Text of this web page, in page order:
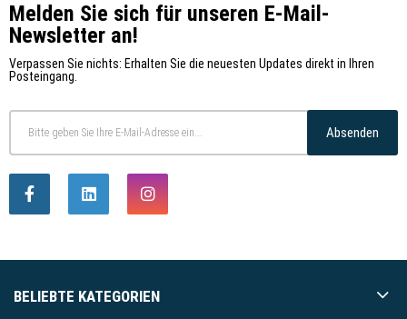
Melden Sie sich für unseren E-Mail-
Newsletter an!
Verpassen Sie nichts: Erhalten Sie die neuesten Updates direkt in Ihren
Posteingang.
Absenden
BELIEBTE KATEGORIEN